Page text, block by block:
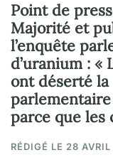
Point de
Majorité et
l’enquête
d’uranium : «
ont déserté la
parce que les
RÉDIGÉ LE 28 AVRIL